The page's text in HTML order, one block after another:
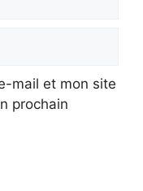
mail et mon site
prochain